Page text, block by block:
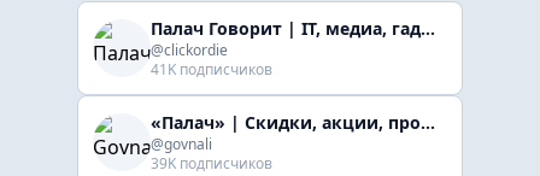
Палач Говорит | IT, медиа, гaджеты, скидки
@clickordie
41K подписчиков
«Палач» | Скидки, акции, промокоды
@govnali
39K подписчиков